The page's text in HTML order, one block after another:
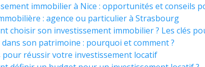
immobilier à Nice : opportunités et conseils
: agence ou particulier à Strasbourg
choisir son investissement immobilier ? Les clés
son patrimoine : pourquoi et comment ?
pour réussir votre investissement locatif